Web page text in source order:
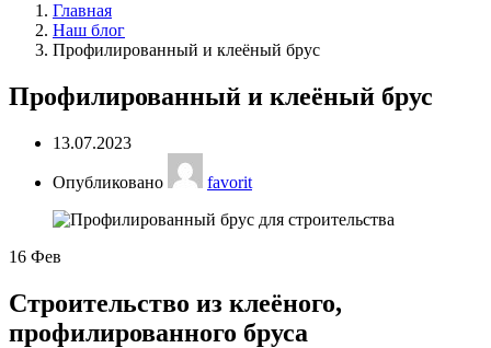
Главная
Наш блог
Профилированный и клеёный брус
Профилированный и клеёный брус
13.07.2023
Опубликовано favorit
16 Фев
Строительство из клеёного,
профилированного бруса